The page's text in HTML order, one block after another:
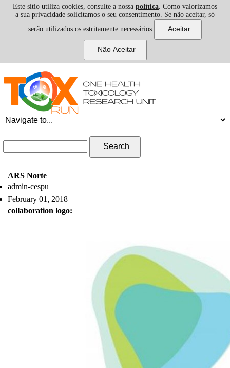
Este sítio utiliza cookies, consulte a nossa política. Como valorizamos
a sua privacidade solicitamos o seu consentimento. Se não aceitar, só
serão utilizados os estritamente necessários
Search form
Search
ARS Norte
admin-cespu
February 01, 2018
collaboration logo: